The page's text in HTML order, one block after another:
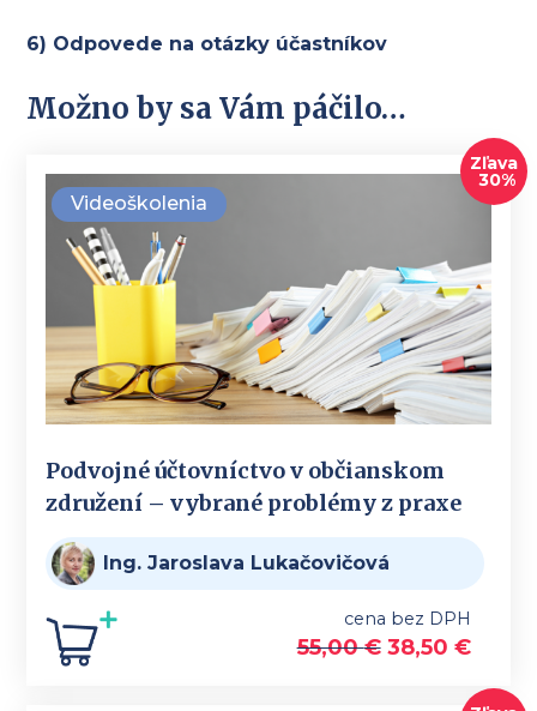
6) Odpovede na otázky účastníkov
Možno by sa Vám páčilo…
Videoškolenia
Zľava
30%
Podvojné účtovníctvo v občianskom
združení – vybrané problémy z praxe
Ing. Jaroslava Lukačovičová
cena bez DPH
55,00€ 38,50 €